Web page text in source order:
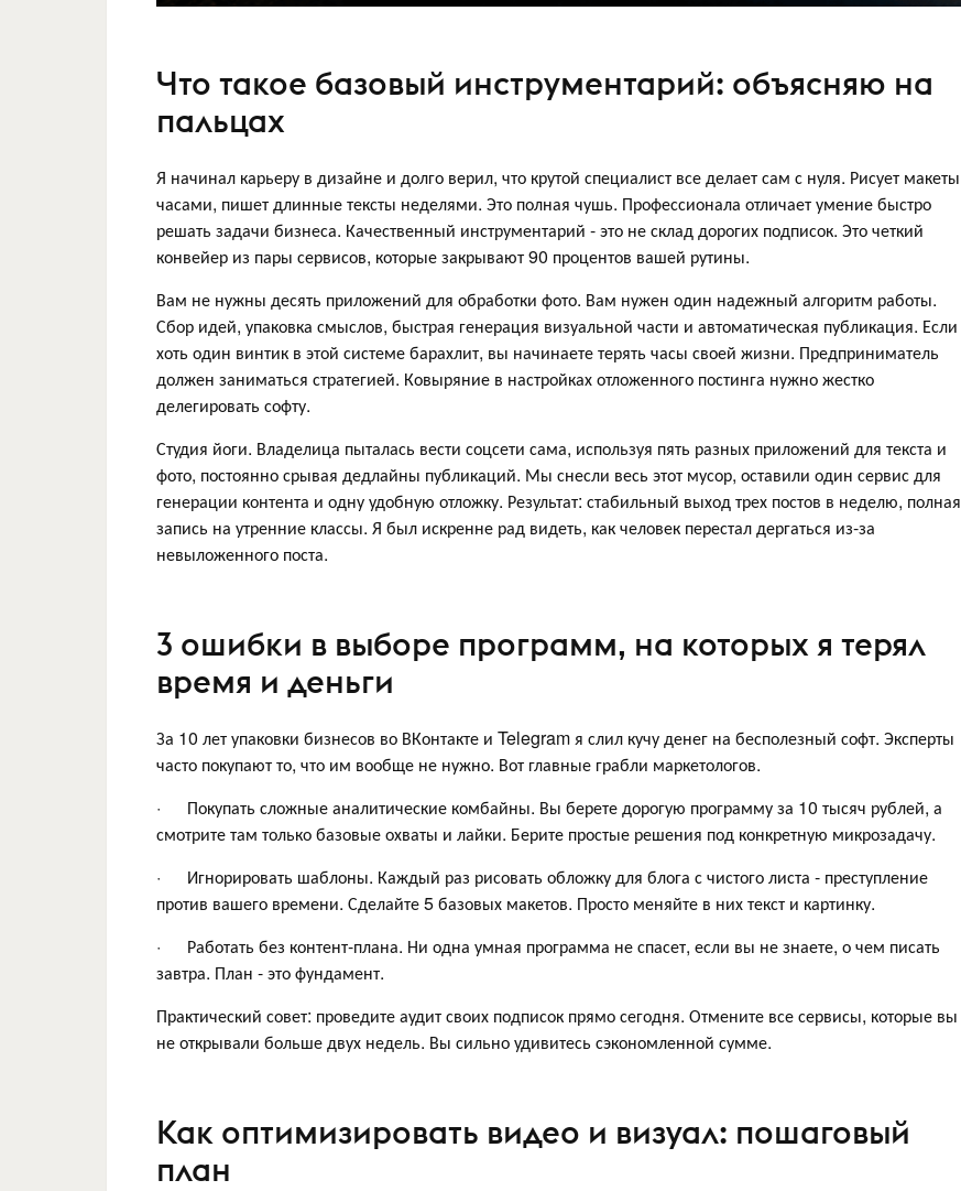
Что такое базовый инструментарий: объясняю на
пальцах
Я начинал карьеру в дизайне и долго верил, что крутой специалист все делает сам с нуля. Рисует макеты
часами, пишет длинные тексты неделями. Это полная чушь. Профессионала отличает умение быстро
решать задачи бизнеса. Качественный инструментарий - это не склад дорогих подписок. Это четкий
конвейер из пары сервисов, которые закрывают 90 процентов вашей рутины.
Вам не нужны десять приложений для обработки фото. Вам нужен один надежный алгоритм работы.
Сбор идей, упаковка смыслов, быстрая генерация визуальной части и автоматическая публикация. Если
хоть один винтик в этой системе барахлит, вы начинаете терять часы своей жизни. Предприниматель
должен заниматься стратегией. Ковыряние в настройках отложенного постинга нужно жестко
делегировать софту.
Студия йоги. Владелица пыталась вести соцсети сама, используя пять разных приложений для текста и
фото, постоянно срывая дедлайны публикаций. Мы снесли весь этот мусор, оставили один сервис для
генерации контента и одну удобную отложку. Результат: стабильный выход трех постов в неделю, полная
запись на утренние классы. Я был искренне рад видеть, как человек перестал дергаться из-за
невыложенного поста.
3 ошибки в выборе программ, на которых я терял
время и деньги
За 10 лет упаковки бизнесов во ВКонтакте и Telegram я слил кучу денег на бесполезный софт. Эксперты
часто покупают то, что им вообще не нужно. Вот главные грабли маркетологов.
· Покупать сложные аналитические комбайны. Вы берете дорогую программу за 10 тысяч рублей, а
смотрите там только базовые охваты и лайки. Берите простые решения под конкретную микрозадачу.
· Игнорировать шаблоны. Каждый раз рисовать обложку для блога с чистого листа - преступление
против вашего времени. Сделайте 5 базовых макетов. Просто меняйте в них текст и картинку.
· Работать без контент-плана. Ни одна умная программа не спасет, если вы не знаете, о чем писать
завтра. План - это фундамент.
Практический совет: проведите аудит своих подписок прямо сегодня. Отмените все сервисы, которые вы
не открывали больше двух недель. Вы сильно удивитесь сэкономленной сумме.
Как оптимизировать видео и визуал: пошаговый
план